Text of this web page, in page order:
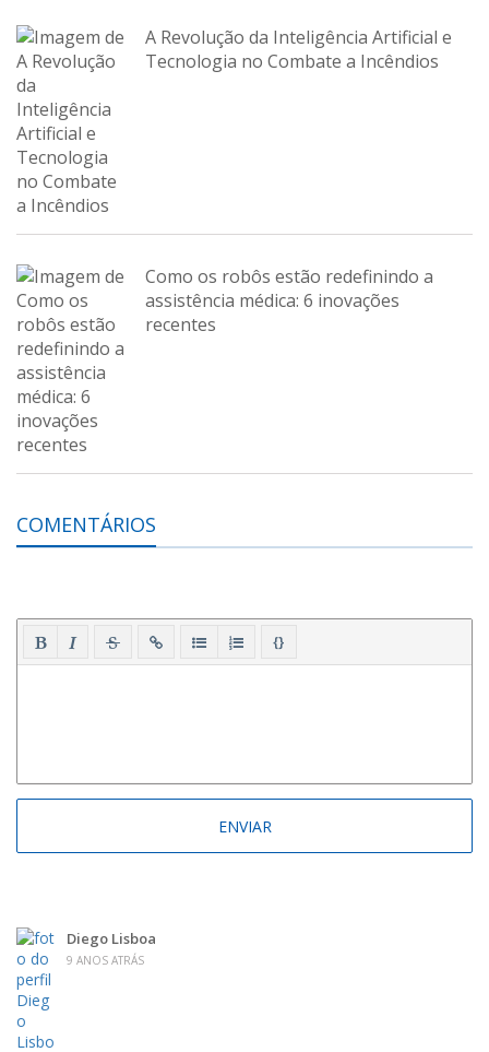
A Revolução da Inteligência Artificial e
Tecnologia no Combate a Incêndios
Como os robôs estão redefinindo a
assistência médica: 6 inovações
recentes
COMENTÁRIOS
{}
Diego Lisboa
9 ANOS ATRÁS